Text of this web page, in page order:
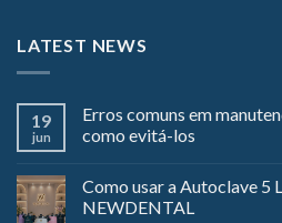
LATEST NEWS
19
jun
Erros comuns em
como evitá-los
Como usar a Autoclave 5
NEWDENTAL